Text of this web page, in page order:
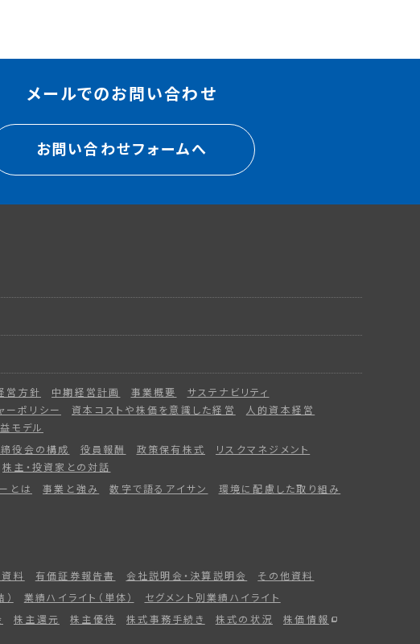
メールでのお問い合わせ
お問い合わせフォームへ
営方針 中期経営計画 事業概要
サステナビリティ
ーポリシー
資本コストや株価を意識した経営
人的資本経営
モデル
役会の構成 役員報酬 政策保有株式
リスクマネジメント
株主・投資家との対話
とは 事業と強み 数字で語るアイサン
環境に配慮した取り組み
料 有価証券報告書 会社説明会・決算説明会
その他資料
業績ハイライト（単体）
セグメント別業績ハイライト
株主還元 株主優待 株式事務手続き 株式の状況
株価情報